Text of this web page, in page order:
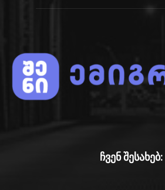
ჩვენ შესახებ: